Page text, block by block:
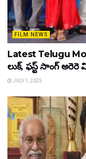
FILM NEWS
Latest Telugu
లుక్, ఫస్ట్ సాంగ్ అరెరె
JULY 1, 2025